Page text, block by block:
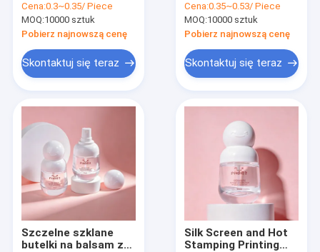
Cena:0.3~0.35/ Piece
MOQ:10000 sztuk
Pobierz najnowszą cenę
Skontaktuj się teraz
120 ml 150 ml
butelka z pompą
serum
Cena:0.35~0.53/ Piece
MOQ:10000 sztuk
Pobierz najnowszą cenę
Skontaktuj się teraz
Szczelne szklane
butelki na balsam z
Silk Screen and Hot
Stamping Printing